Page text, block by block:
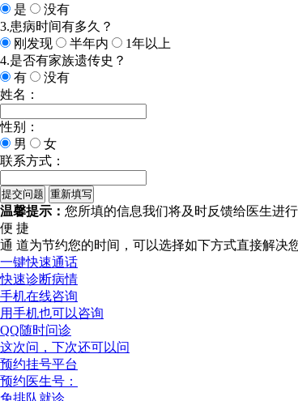
是
没有
3.患病时间有多久？
刚发现
半年内
1年以上
4.是否有家族遗传史？
有
没有
姓名：
性别：
男
女
联系方式：
温馨提示： 您所填的信息我们将及时反馈给医生进
便 捷
通 道为节约您的时间，可以选择如下方式直接解决
一键快速通话
快速诊断病情
手机在线咨询
用手机也可以咨询
QQ随时问诊
这次问，下次还可以问
预约挂号平台
预约医生号：
免排队就诊